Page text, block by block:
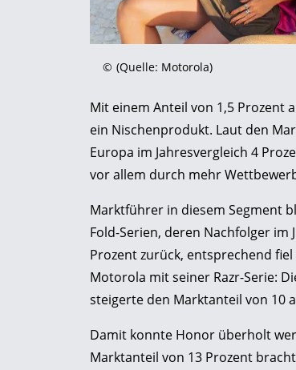
© (Quelle: Motorola)
Mit einem Anteil von 1,5 Prozent
ein Nischenprodukt. Laut den
Europa im Jahresvergleich 4
vor allem durch mehr
Marktführer in diesem Segment
Fold-Serien, deren Nachfolger
Prozent zurück, entsprechend
Motorola mit seiner Razr-Serie:
steigerte den Marktanteil von 10
Damit konnte Honor überholt
Marktanteil von 13 Prozent